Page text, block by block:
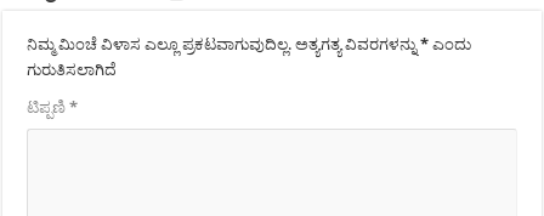
ನಿಮ್ಮ ಮಿಂಚೆ ವಿಳಾಸ ಎಲ್ಲೂ ಪ್ರಕಟವಾಗುವುದಿಲ್ಲ. ಅತ್ಯಗತ್ಯ ವಿವರಗಳನ್ನು* ಎಂದು
ಗುರುತಿಸಲಾಗಿದೆ
ಟಿಪ್ಪಣಿ*